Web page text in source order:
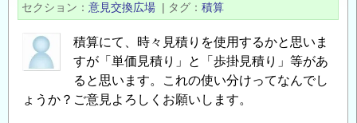
セクション
意見交換広場 | タグ 積算
積算にて、時々見積りを使用するかと思いま
すが「単価見積り」と「歩掛見積り」等があ
ると思います。これの使い分けってなんでし
ょうか？ご意見よろしくお願いします。